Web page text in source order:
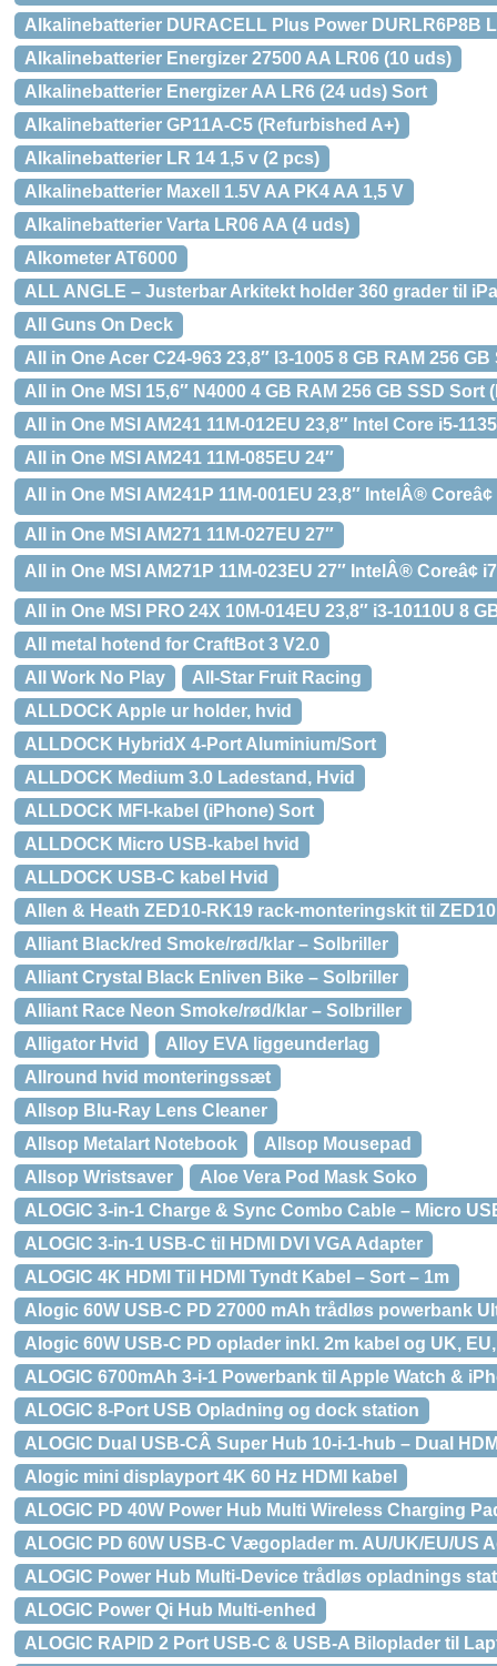
Alkalinebatterier DURACELL Plus Power DURLR6P8B
Alkalinebatterier Energizer 27500 AA LR06 (10 uds)
Alkalinebatterier Energizer AA LR6 (24 uds) Sort
Alkalinebatterier GP11A-C5 (Refurbished A+)
Alkalinebatterier LR 14 1,5 v (2 pcs)
Alkalinebatterier Maxell 1.5V AA PK4 AA 1,5 V
Alkalinebatterier Varta LR06 AA (4 uds)
Alkometer AT6000
ALL ANGLE – Justerbar Arkitekt holder 360 grader til
All Guns On Deck
All in One Acer C24-963 23,8″ I3-1005 8 GB RAM 256 GB
All in One MSI 15,6″ N4000 4 GB RAM 256 GB SSD Sort
All in One MSI AM241 11M-012EU 23,8″ Intel Core i5-
All in One MSI AM241 11M-085EU 24″
All in One MSI AM241P 11M-001EU 23,8″ IntelÂ®
All in One MSI AM271 11M-027EU 27″
All in One MSI AM271P 11M-023EU 27″ IntelÂ® Coreâ¢
All in One MSI PRO 24X 10M-014EU 23,8″ i3-10110U 8
All metal hotend for CraftBot 3 V2.0
All Work No Play
All-Star Fruit Racing
ALLDOCK Apple ur holder, hvid
ALLDOCK HybridX 4-Port Aluminium/Sort
ALLDOCK Medium 3.0 Ladestand, Hvid
ALLDOCK MFI-kabel (iPhone) Sort
ALLDOCK Micro USB-kabel hvid
ALLDOCK USB-C kabel Hvid
Allen & Heath ZED10-RK19 rack-monteringskit til
Alliant Black/red Smoke/rød/klar – Solbriller
Alliant Crystal Black Enliven Bike – Solbriller
Alliant Race Neon Smoke/rød/klar – Solbriller
Alligator Hvid
Alloy EVA liggeunderlag
Allround hvid monteringssæt
Allsop Blu-Ray Lens Cleaner
Allsop Metalart Notebook
Allsop Mousepad
Allsop Wristsaver
Aloe Vera Pod Mask Soko
ALOGIC 3-in-1 Charge & Sync Combo Cable – Micro
ALOGIC 3-in-1 USB-C til HDMI DVI VGA Adapter
ALOGIC 4K HDMI Til HDMI Tyndt Kabel – Sort – 1m
Alogic 60W USB-C PD 27000 mAh trådløs powerbank
Alogic 60W USB-C PD oplader inkl. 2m kabel og UK,
ALOGIC 6700mAh 3-i-1 Powerbank til Apple Watch &
ALOGIC 8-Port USB Opladning og dock station
ALOGIC Dual USB-CÂ Super Hub 10-i-1-hub – Dual
Alogic mini displayport 4K 60 Hz HDMI kabel
ALOGIC PD 40W Power Hub Multi Wireless Charging
ALOGIC PD 60W USB-C Vægoplader m. AU/UK/EU/US
ALOGIC Power Hub Multi-Device trådløs opladnings
ALOGIC Power Qi Hub Multi-enhed
ALOGIC RAPID 2 Port USB-C & USB-A Biloplader til